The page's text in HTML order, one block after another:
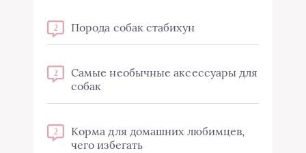
2 Порода собак стабихун
2
Самые необычные аксессуары для
собак
2
Корма для домашних любимцев,
чего избегать